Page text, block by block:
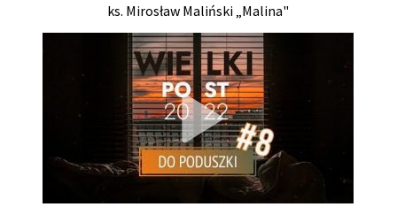
ks. Mirosław Maliński „Malina"